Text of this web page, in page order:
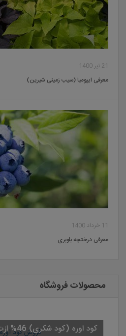
21 تیر 1400
معرفی ایپومیا (سیب زمینی شیرین)
11 خرداد 1400
معرفی درختچه بلوبری
محصولات فروشگاه
کود اوره (کود شکری) 46% ازت | کیسه 50 کیلویی